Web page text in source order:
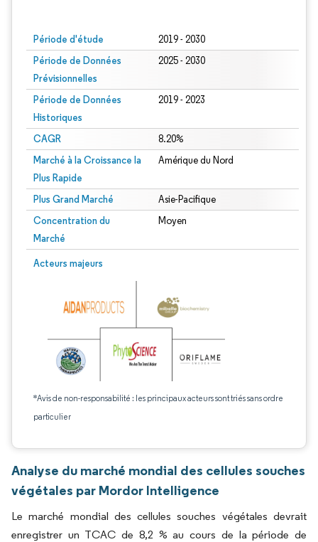
Période d'étude 2019 - 2030
Période de Données
Prévisionnelles
2025 - 2030
Période de Données
Historiques
2019 - 2023
CAGR 8.20%
Marché à la Croissance la
Plus Rapide
Amérique du Nord
Plus Grand Marché Asie-Pacifique
Concentration du
Marché
Moyen
Acteurs majeurs
*Avis de non-responsabilité : les principaux acteurs sont triés sans ordre
particulier
Analyse du marché mondial des cellules souches
végétales par Mordor Intelligence
Le marché mondial des cellules souches végétales devrait
enregistrer un TCAC de 8,2 % au cours de la période de